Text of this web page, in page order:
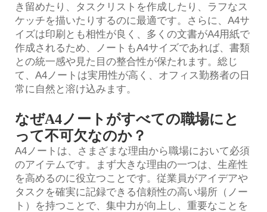
き留めたり、タスクリストを作成したり、ラフなス
ケッチを描いたりするのに最適です。さらに、A4サ
イズは印刷とも相性が良く、多くの文書がA4用紙で
作成されるため、ノートもA4サイズであれば、書類
との統一感や見た目の整合性が保たれます。総じ
て、A4ノートは実用性が高く、オフィス勤務者の日
常に自然と溶け込みます。
なぜA4ノートがすべての職場にと
って不可欠なのか？
A4ノートは、さまざまな理由から職場において必須
のアイテムです。まず大きな理由の一つは、生産性
を高めるのに役立つことです。従業員がアイデアや
タスクを確実に記録できる信頼性の高い場所（ノー
ト）を持つことで、集中力が向上し、重要なことを